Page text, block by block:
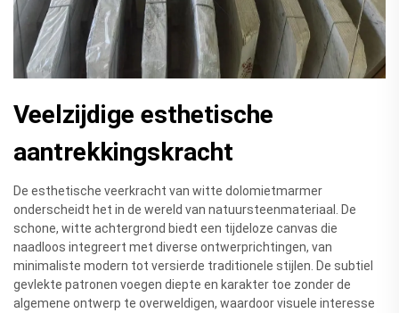
Veelzijdige esthetische
aantrekkingskracht
De esthetische veerkracht van witte dolomietmarmer
onderscheidt het in de wereld van natuursteenmateriaal. De
schone, witte achtergrond biedt een tijdeloze canvas die
naadloos integreert met diverse ontwerprichtingen, van
minimaliste modern tot versierde traditionele stijlen. De subtiel
gevlekte patronen voegen diepte en karakter toe zonder de
algemene ontwerp te overweldigen, waardoor visuele interesse